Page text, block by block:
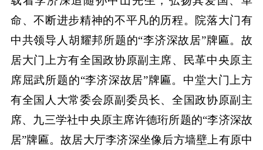
命、不断进步精神的不平凡的历程。院落大门有
中共领导人胡耀邦所题的“李济深故居”牌匾。故
居大门上方有全国政协原副主席、民革中央原主
席屈武所题的“李济深故居”牌匾。中堂大门上方
有全国人大常委会原副委员长、全国政协原副主
席、九三学社中央原主席许德珩所题的“李济深故
居”牌匾。故居大厅李济深坐像后方墙壁上有原中